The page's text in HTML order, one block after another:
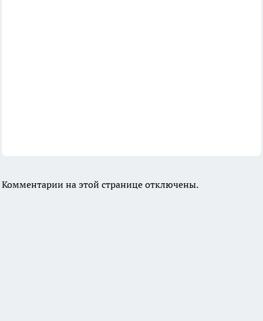
Комментарии на этой странице отключены.